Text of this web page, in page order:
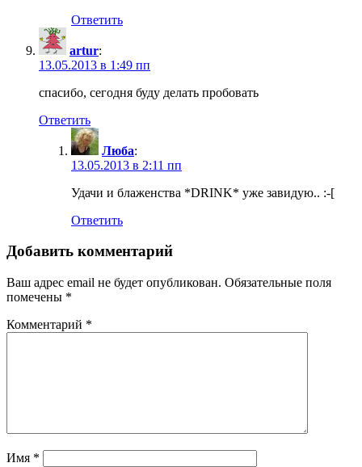
Ответить
artur:
13.05.2013 в 1:49 пп
спасибо, сегодня буду делать пробовать
Ответить
Люба:
13.05.2013 в 2:11 пп
Удачи и блаженства *DRINK* уже завидую.. :-[
Ответить
Добавить комментарий
Ваш адрес email не будет опубликован. Обязательные поля
помечены *
Комментарий *
Имя *